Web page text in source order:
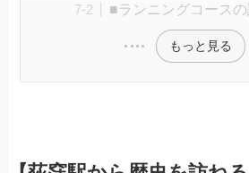
■ランニングコースの
もっと見る